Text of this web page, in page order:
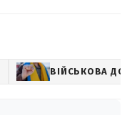
ВІЙСЬКОВА